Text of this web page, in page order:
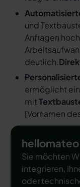
und
Anfragen
deutlich.
ermöglicht
mit
[Vornamen
Sie möchten
integrieren,
oder